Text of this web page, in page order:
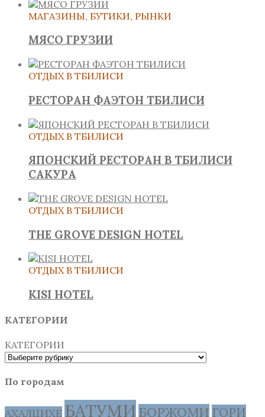
МАГАЗИНЫ, БУТИКИ, РЫНКИ
МЯСО ГРУЗИИ
ОТДЫХ В ТБИЛИСИ
РЕСТОРАН ФАЭТОН ТБИЛИСИ
ОТДЫХ В ТБИЛИСИ
ЯПОНСКИЙ РЕСТОРАН В ТБИЛИСИ
САКУРА
ОТДЫХ В ТБИЛИСИ
THE GROVE DESIGN HOTEL
ОТДЫХ В ТБИЛИСИ
KISI HOTEL
КАТЕГОРИИ
КАТЕГОРИИ
По городам
АХАЛЦИХЕ БАТУМИ БОРЖОМИ ГОРИ